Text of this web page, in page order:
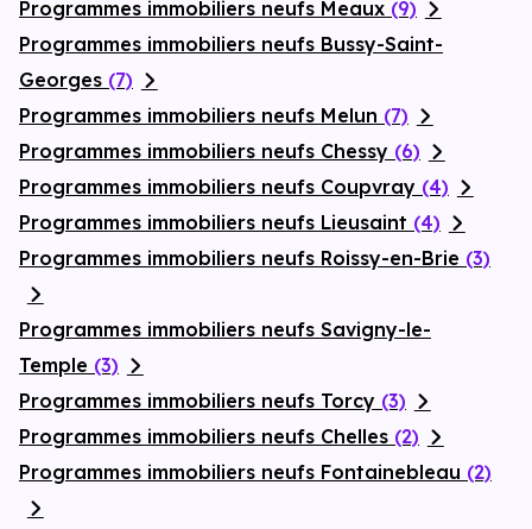
Financer
Programmes immobiliers neufs Meaux (9)
Programmes immobiliers neufs Bussy-Saint-
Georges (7)
Programmes immobiliers neufs Melun (7)
Programmes immobiliers neufs Chessy (6)
Programmes immobiliers neufs Coupvray (4)
Programmes immobiliers neufs Lieusaint (4)
Programmes immobiliers neufs Roissy-en-Brie (3)
Programmes immobiliers neufs Savigny-le-
Temple (3)
Programmes immobiliers neufs Torcy (3)
Programmes immobiliers neufs Chelles (2)
Programmes immobiliers neufs Fontainebleau (2)